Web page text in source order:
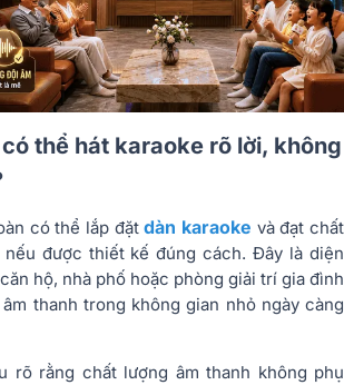
có thể hát karaoke rõ lời, không
có thể lắp đặtdàn karaoke và đạt chất
được thiết kế đúng cách. Đây là diện
hộ, nhà phố hoặc phòng giải trí gia đình
thanh trong không gian nhỏ ngày càng
rõ rằng chất lượng âm thanh không phụ